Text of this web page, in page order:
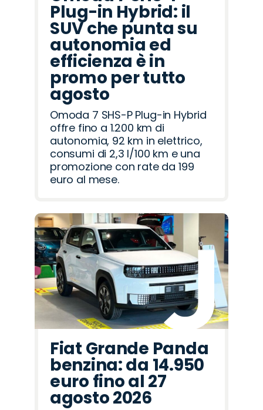
Plug-in Hybrid: il
SUV che punta su
autonomia ed
efficienza è in
promo per tutto
agosto
Omoda 7 SHS-P Plug-in Hybrid
offre fino a 1.200 km di
autonomia, 92 km in elettrico,
consumi di 2,3 l/100 km e una
promozione con rate da 199
euro al mese.
Fiat Grande Panda
benzina: da 14.950
euro fino al 27
agosto 2026